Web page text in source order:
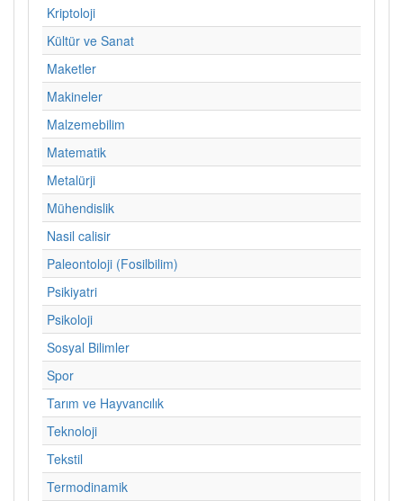
Kriptoloji
Kültür ve Sanat
Maketler
Makineler
Malzemebilim
Matematik
Metalürji
Mühendislik
Nasil calisir
Paleontoloji (Fosilbilim)
Psikiyatri
Psikoloji
Sosyal Bilimler
Spor
Tarım ve Hayvancılık
Teknoloji
Tekstil
Termodinamik